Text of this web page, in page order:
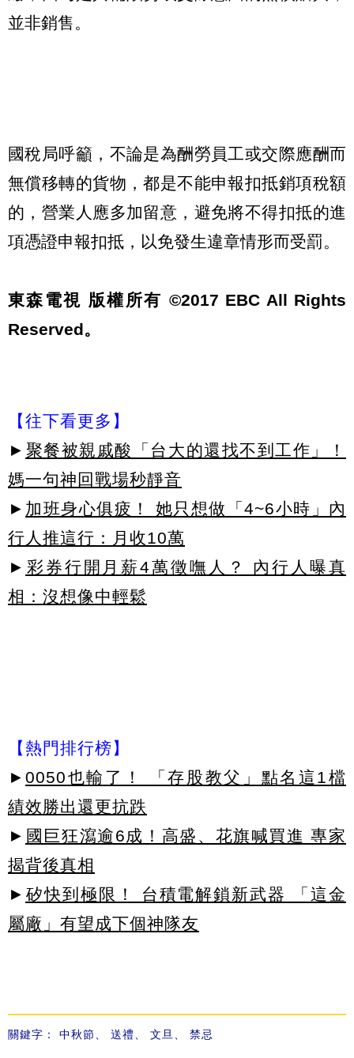
並非銷售。
國稅局呼籲，不論是為酬勞員工或交際應酬而
無償移轉的貨物，都是不能申報扣抵銷項稅額
的，營業人應多加留意，避免將不得扣抵的進
項憑證申報扣抵，以免發生違章情形而受罰。
東森電視 版權所有 ©2017 EBC All Rights
Reserved。
【往下看更多】
► 聚餐被親戚酸「台大的還找不到工作」！
媽一句神回戰場秒靜音
► 加班身心俱疲！ 她只想做「4~6小時」內
行人推這行：月收10萬
► 彩券行開月薪4萬徵嘸人？ 內行人曝真
相：沒想像中輕鬆
【熱門排行榜】
► 0050也輸了！ 「存股教父」點名這1檔
績效勝出還更抗跌
► 國巨狂瀉逾6成！高盛、花旗喊買進 專家
揭背後真相
► 矽快到極限！ 台積電解鎖新武器 「這金
屬廠」有望成下個神隊友
關鍵字： 中秋節 送禮 文旦 禁忌